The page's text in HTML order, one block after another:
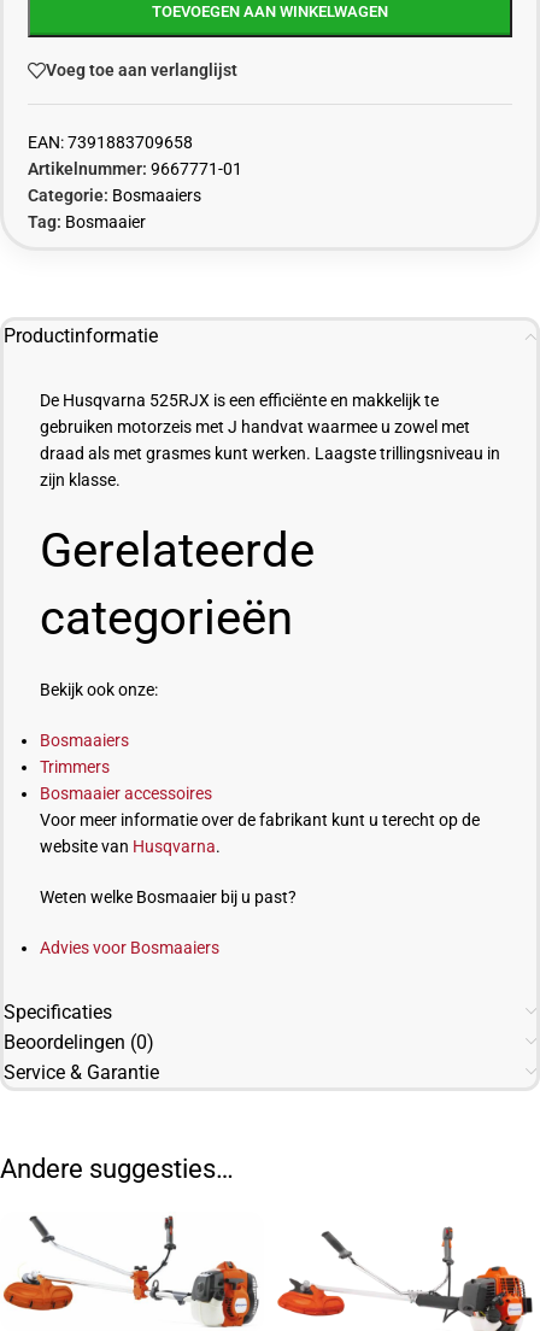
TOEVOEGEN AAN WINKELWAGEN
Voeg toe aan verlanglijst
EAN:7391883709658
Artikelnummer: 9667771-01
Categorie: Bosmaaiers
Tag: Bosmaaier
Productinformatie
De Husqvarna 525RJX is een efficiënte en makkelijk te
gebruiken motorzeis met J handvat waarmee u zowel met
draad als met grasmes kunt werken. Laagste trillingsniveau in
zijn klasse.
Gerelateerde
categorieën
Bekijk ook onze:
Bosmaaiers
Trimmers
Bosmaaier accessoires
Voor meer informatie over de fabrikant kunt u terecht op de
website van Husqvarna.
Weten welke Bosmaaier bij u past?
Advies voor Bosmaaiers
Specificaties
Beoordelingen (0)
Service & Garantie
Andere suggesties…